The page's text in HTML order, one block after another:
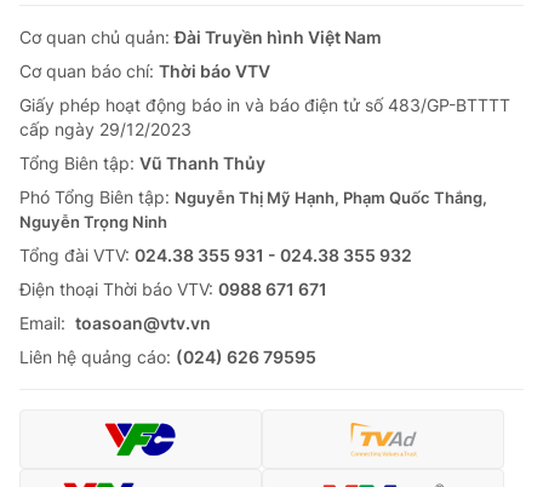
Cơ quan chủ quản:Đài Truyền hình Việt Nam
Cơ quan báo chí: Thời báo VTV
Giấy phép hoạt động báo in và báo điện tử số 483/GP-BTTTT
cấp ngày 29/12/2023
Tổng Biên tập: Vũ Thanh Thủy
Phó Tổng Biên tập: Nguyễn Thị Mỹ Hạnh, Phạm Quốc Thắng,
Nguyễn Trọng Ninh
Tổng đài VTV: 024.38 355 931 - 024.38 355 932
Ðiện thoại Thời báo VTV: 0988 671 671
Email: toasoan@vtv.vn
Liên hệ quảng cáo: (024) 626 79595